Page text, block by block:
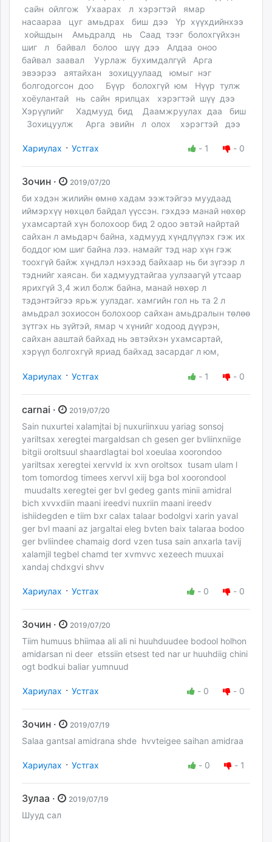
сайн ойлгож Ухаарах л хэрэгтэй ямар
насаараа цуг амьдрах биш дээ Үр хүүхдийнхээ
хойшдын Амьдралд нь Саад тээг болохгүйхэн
шиг л байвал болоо шүү дээ Алдаа оноо
байвал заавал Уурлаж бухимдалгүй Арга
эвээрээ аятайхан зохицуулаад юмыг нэг
болгодогсон доо Бүүр болохгүй юм Нүүр тулж
хоёулантай нь сайн ярилцах хэрэгтэй шүү дээ
Хэрүүлийг Хадмууд бид Даамжруулах даа биш
Зохицуулж Арга эвийн л олох хэрэгтэй дээ
Хариулах · Устгах - 1 - 0
Зочин · 2019/07/20
би хэдэн жилийн өмнө хадам ээжтэйгээ муудаад
иймэрхүү нөхцөл байдал үүссэн. гэхдээ манай нөхөр
ухамсартай хүн болохоор бид 2 одоо эвтэй найртай
сайхан л амьдарч байна, хадмууд хүндлүүлэх гэж их
боддог юм шиг байна лээ. намайг тэд нар хүн гэж
тоохгүй байж хүндлэл нэхээд байхаар нь би зүгээр л
тэднийг хаясан. би хадмуудтайгаа уулзаагүй утсаар
ярихгүй 3,4 жил болж байна, манай нөхөр л
тэдэнтэйгээ ярьж уулздаг. хамгийн гол нь та 2 л
амьдрал зохиосон болохоор сайхан амьдралын төлөө
зүтгэх нь зүйтэй, ямар ч хүнийг ходоод дүүрэн,
сайхан ааштай байхад нь эвтэйхэн ухамсартай,
хэрүүл болгохгүй яриад байхад засардаг л юм,
Хариулах · Устгах - 1 - 0
carnai · 2019/07/20
Sain nuxurtei xalamjtai bj nuxuriinxuu yariag sonsoj
yariltsax xeregtei margaldsan ch gesen ger bvliinxniige
bitgii oroltsuul shaardlagtai bol xoeulaa xoorondoo
yariltsax xeregtei xervvld ix xvn oroltsox tusam ulam l
tom tomordog timees xervvl xiij bga bol xoorondool
muudalts xeregtei ger bvl gedeg gants minii amidral
bich xvvxdiin maani ireedvi nuxriin maani ireedv
ishiidegden e tiim bxr calax talaar bodolgvi xarin yaval
ger bvl maani az jargaltai eleg bvten baix talaraa bodoo
ger bvliindee chamaig dord vzen tusa sain anxarla tavij
xalamjil tegbel chamd ter xvmvvc xezeech muuxai
xandaj chdxgvi shvv
Хариулах · Устгах - 0 - 0
Зочин · 2019/07/20
Tiim humuus bhiimaa ali ali ni huuhduudee bodool holhon
amidarsan ni deer etssiin etsest ted nar ur huuhdiig chini
ogt bodkui baliar yumnuud
Хариулах · Устгах - 0 - 0
Зочин · 2019/07/19
Salaa gantsal amidrana shde hvvteigee saihan amidraa
Хариулах · Устгах - 0 - 1
Зулаа · 2019/07/19
Шууд сал